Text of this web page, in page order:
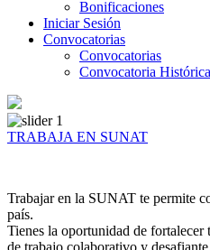
Bonificaciones
Iniciar Sesión
Convocatorias
Convocatorias
Convocatoria Histórica
TRABAJA EN SUNAT
Trabajar en la SUNAT te permite
país.
Tienes la oportunidad de fortalecer
de trabajo colaborativo y desafiante.